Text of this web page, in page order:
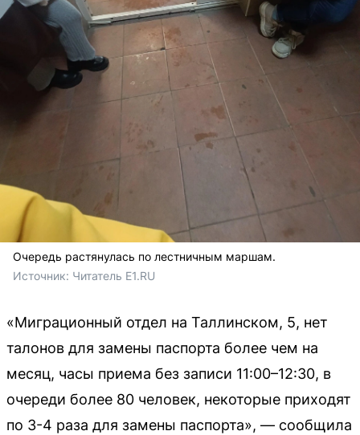
Очередь растянулась по лестничным маршам.
Источник: Читатель E1.RU
«Миграционный отдел на Таллинском, 5, нет
талонов для замены паспорта более чем на
месяц, часы приема без записи 11:00–12:30, в
очереди более 80 человек, некоторые приходят
по 3-4 раза для замены паспорта», — сообщила